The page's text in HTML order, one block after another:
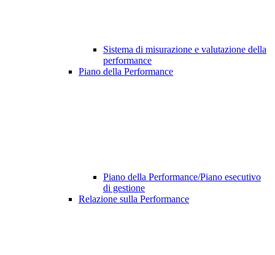
Sistema di misurazione e valutazione della
performance
Piano della Performance
Piano della Performance/Piano esecutivo
di gestione
Relazione sulla Performance